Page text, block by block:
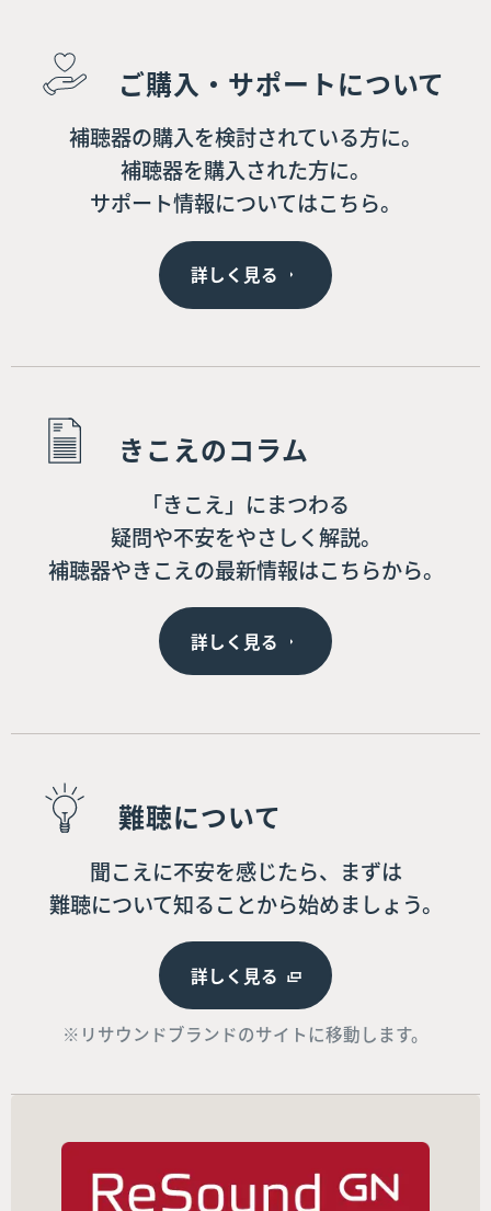
ご購入・サポートについて
補聴器の購入を検討されている方に。
補聴器を購入された方に。
サポート情報についてはこちら。
詳しく見る
きこえのコラム
「きこえ」にまつわる
疑問や不安をやさしく解説。
補聴器やきこえの最新情報はこちらから。
詳しく見る
難聴について
聞こえに不安を感じたら、まずは
難聴について知ることから始めましょう。
詳しく見る
※リサウンドブランドのサイトに移動します。